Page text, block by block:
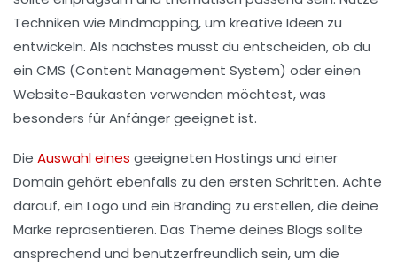
Techniken wie Mindmapping, um kreative Ideen zu
entwickeln. Als nächstes musst du entscheiden, ob du
ein CMS (Content Management System) oder einen
Website-Baukasten verwenden möchtest, was
besonders für Anfänger geeignet ist.
Die Auswahl eines geeigneten Hostings und einer
Domain gehört ebenfalls zu den ersten Schritten. Achte
darauf, ein Logo und ein Branding zu erstellen, die deine
Marke repräsentieren. Das Theme deines Blogs sollte
ansprechend und benutzerfreundlich sein, um die